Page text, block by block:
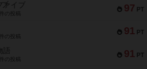
97 PT
ァイブ
の投稿
91 PT
の投稿
91 PT
語
の投稿